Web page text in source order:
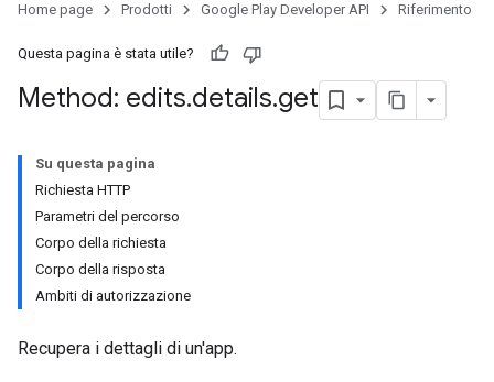
Home page Prodotti Google Play Developer API Riferimento
Questa pagina è stata utile?
Method: edits.details.get
Su questa pagina
Richiesta HTTP
Parametri del percorso
Corpo della richiesta
Corpo della risposta
Ambiti di autorizzazione
Recupera i dettagli di un'app.